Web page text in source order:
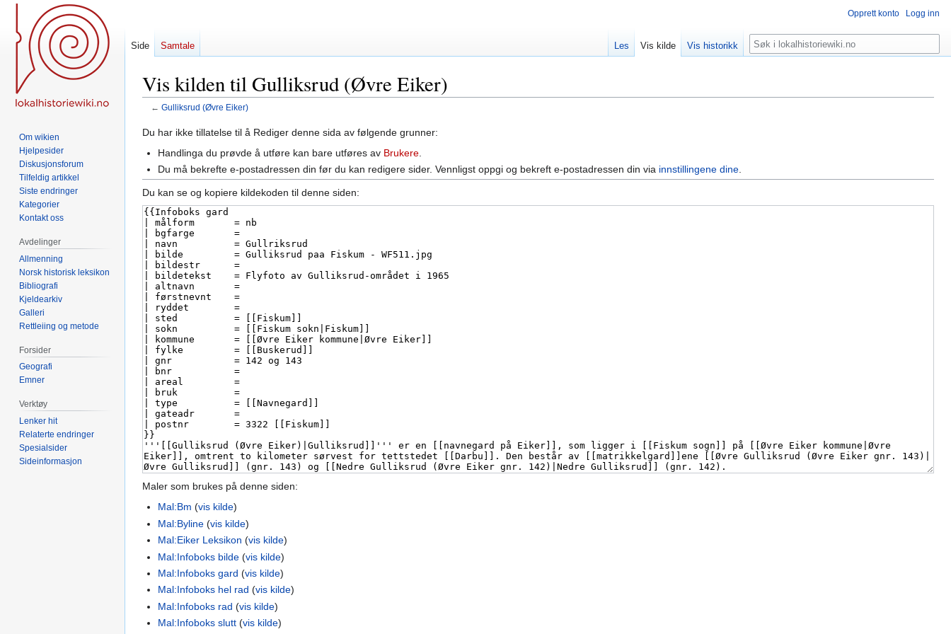
Vis kilden til Gulliksrud (Øvre Eiker)
← Gulliksrud (Øvre Eiker)
Hopp
navigering
Hopp
Du har ikke tillatelse til å Rediger denne sida av følgende grunner:
Handlinga du prøvde å utføre kan bare utføres av Brukere
Du må bekrefte e-postadressen din før du kan redigere sider. Vennligst oppgi og bekreft e-postadressen din via innstillingene dine
Du kan se og kopiere kildekoden til denne siden:
Maler som brukes på denne siden:
Mal:Bm (vis kilde)
Mal:Byline (vis kilde)
Mal:Eiker Leksikon (vis kilde)
Mal:Infoboks bilde (vis kilde)
Mal:Infoboks gard (vis kilde)
Mal:Infoboks hel rad (vis kilde)
Mal:Infoboks rad (vis kilde)
Mal:Infoboks slutt (vis kilde)
Opprett konto Logg inn
Side Samtale Les Vis kilde Vis historikk Søk
Om wikien
Hjelpesider
Diskusjonsforum
Tilfeldig artikkel
Siste endringer
Kategorier
Kontakt oss
Avdelinger
Allmenning
Norsk historisk leksikon
Bibliografi
Kjeldearkiv
Galleri
Rettleiing og metode
Forsider
Geografi
Emner
Verktøy
Lenker hit
Relaterte endringer
Spesialsider
Sideinformasjon